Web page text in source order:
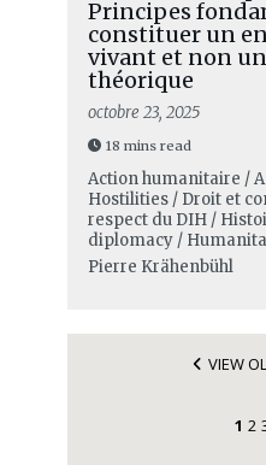
Principes
constituer un
vivant et non
théorique
octobre 23, 2025
18 mins read
Action humanitaire /
Hostilities / Droit et
respect du DIH /
diplomacy /
Pierre Krähenbühl
VIEW
1 2